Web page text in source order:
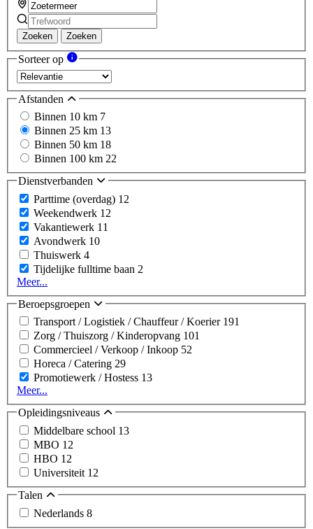
Zoeken Zoeken
Sorteer op
Afstanden
Binnen 10 km 7
Binnen 25 km 13
Binnen 50 km 18
Binnen 100 km 22
Dienstverbanden
Parttime (overdag) 12
Weekendwerk 12
Vakantiewerk 11
Avondwerk 10
Thuiswerk 4
Tijdelijke fulltime baan 2
Meer...
Beroepsgroepen
Transport / Logistiek / Chauffeur / Koerier 191
Zorg / Thuiszorg / Kinderopvang 101
Commercieel / Verkoop / Inkoop 52
Horeca / Catering 29
Promotiewerk / Hostess 13
Meer...
Opleidingsniveaus
Middelbare school 13
MBO 12
HBO 12
Universiteit 12
Talen
Nederlands 8